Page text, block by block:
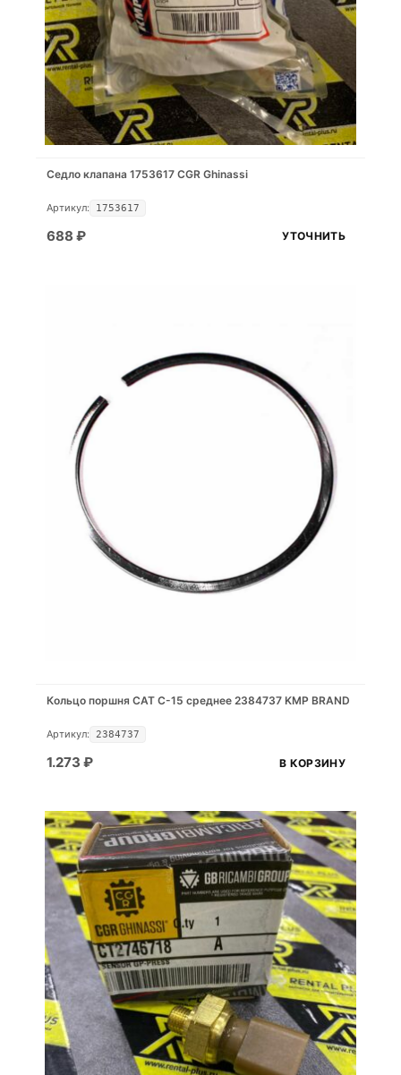
Седло клапана 1753617 CGR Ghinassi
Артикул: 1753617
688 ₽ УТОЧНИТЬ
Кольцо поршня САТ С-15 среднее 2384737 KMP BRAND
Артикул: 2384737
1.273 ₽ В КОРЗИНУ